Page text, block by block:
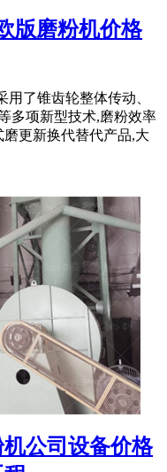
版磨粉机价格
用了锥齿轮整体传动、
多项新型技术,磨粉效率
更新换代替代产品,大
公司设备价格